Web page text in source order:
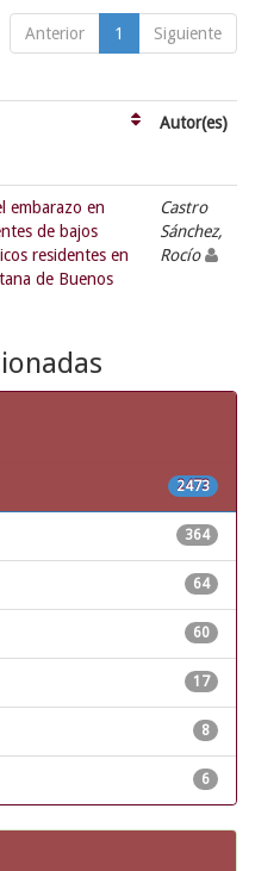
Anterior 1 Siguiente
Autor(es)
embarazo en
de bajos
residentes en
de Buenos
Castro
Sánchez,
Rocío
2473
364
64
60
17
8
6